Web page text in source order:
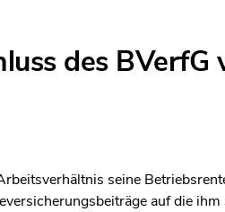
des BVerfG
seine
auf die ihm